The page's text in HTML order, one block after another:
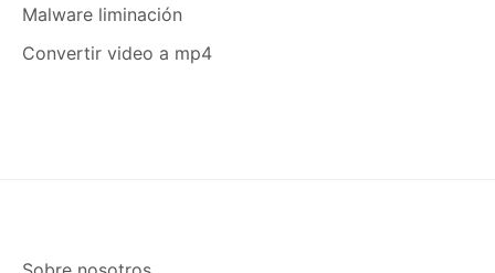
Malware liminación
Convertir video a mp4